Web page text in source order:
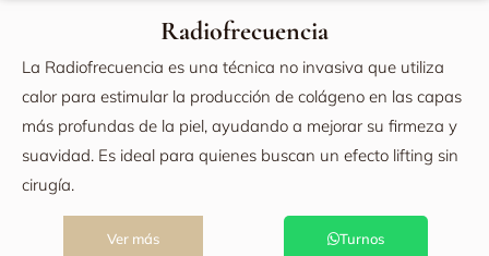
Radiofrecuencia
La Radiofrecuencia es una técnica no invasiva que utiliza
calor para estimular la producción de colágeno en las capas
más profundas de la piel, ayudando a mejorar su firmeza y
suavidad. Es ideal para quienes buscan un efecto lifting sin
cirugía.
Ver más Turnos